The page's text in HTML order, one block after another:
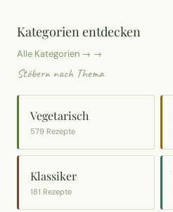
Kategorien entdecken
Alle Kategorien → →
Stöbern nach Thema
Vegetarisch
579 Rezepte
Klassiker
181 Rezepte